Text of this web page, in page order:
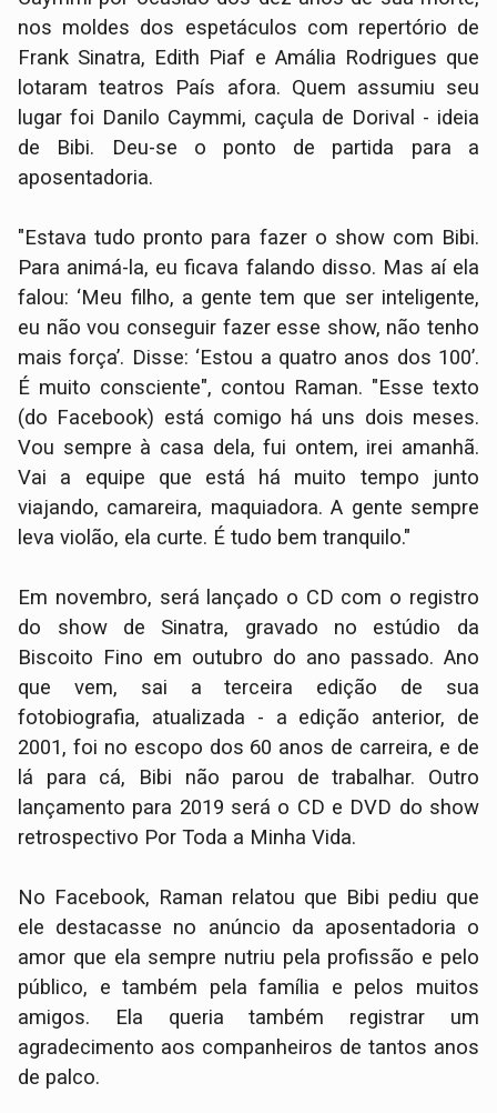
nos moldes dos espetáculos com repertório de
Frank Sinatra, Edith Piaf e Amália Rodrigues que
lotaram teatros País afora. Quem assumiu seu
lugar foi Danilo Caymmi, caçula de Dorival - ideia
de Bibi. Deu-se o ponto de partida para a
aposentadoria.
"Estava tudo pronto para fazer o show com Bibi.
Para animá-la, eu ficava falando disso. Mas aí ela
falou: ‘Meu filho, a gente tem que ser inteligente,
eu não vou conseguir fazer esse show, não tenho
mais força’. Disse: ‘Estou a quatro anos dos 100’.
É muito consciente", contou Raman. "Esse texto
(do Facebook) está comigo há uns dois meses.
Vou sempre à casa dela, fui ontem, irei amanhã.
Vai a equipe que está há muito tempo junto
viajando, camareira, maquiadora. A gente sempre
leva violão, ela curte. É tudo bem tranquilo."
Em novembro, será lançado o CD com o registro
do show de Sinatra, gravado no estúdio da
Biscoito Fino em outubro do ano passado. Ano
que vem, sai a terceira edição de sua
fotobiografia, atualizada - a edição anterior, de
2001, foi no escopo dos 60 anos de carreira, e de
lá para cá, Bibi não parou de trabalhar. Outro
lançamento para 2019 será o CD e DVD do show
retrospectivo Por Toda a Minha Vida.
No Facebook, Raman relatou que Bibi pediu que
ele destacasse no anúncio da aposentadoria o
amor que ela sempre nutriu pela profissão e pelo
público, e também pela família e pelos muitos
amigos. Ela queria também registrar um
agradecimento aos companheiros de tantos anos
de palco.